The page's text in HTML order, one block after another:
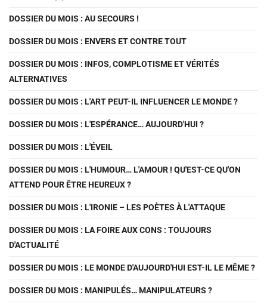
DOSSIER DU MOIS : AU SECOURS !
DOSSIER DU MOIS : ENVERS ET CONTRE TOUT
DOSSIER DU MOIS : INFOS, COMPLOTISME ET VÉRITÉS
ALTERNATIVES
DOSSIER DU MOIS : L'ART PEUT-IL INFLUENCER LE MONDE ?
DOSSIER DU MOIS : L'ESPÉRANCE… AUJOURD'HUI ?
DOSSIER DU MOIS : L'ÉVEIL
DOSSIER DU MOIS : L'HUMOUR… L'AMOUR ! QU'EST-CE QU'ON
ATTEND POUR ÊTRE HEUREUX ?
DOSSIER DU MOIS : L'IRONIE – LES POÈTES À L'ATTAQUE
DOSSIER DU MOIS : LA FOIRE AUX CONS : TOUJOURS
D'ACTUALITÉ
DOSSIER DU MOIS : LE MONDE D'AUJOURD'HUI EST-IL LE MÊME ?
DOSSIER DU MOIS : MANIPULÉS… MANIPULATEURS ?